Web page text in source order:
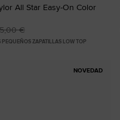
All Star Easy-On Color
€
PEQUEÑOS ZAPATILLAS LOW TOP
NOVEDAD